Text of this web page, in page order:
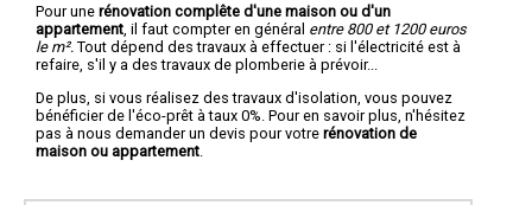
Pour une rénovation complête d'une maison ou d'un
appartement , il faut compter en général entre 800 et 1200 euros
le m². Tout dépend des travaux à effectuer : si l'électricité est à
refaire, s'il y a des travaux de plomberie à prévoir...
De plus, si vous réalisez des travaux d'isolation, vous pouvez
bénéficier de l'éco-prêt à taux 0%. Pour en savoir plus, n'hésitez
pas à nous demander un devis pour votre rénovation de
maison ou appartement